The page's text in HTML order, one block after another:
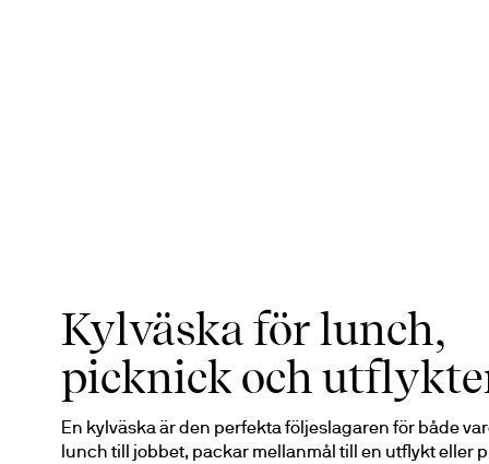
Kylväska för lunch,
picknick och
En kylväska är den perfekta följeslagaren för både
lunch till jobbet, packar mellanmål till en utflykt eller